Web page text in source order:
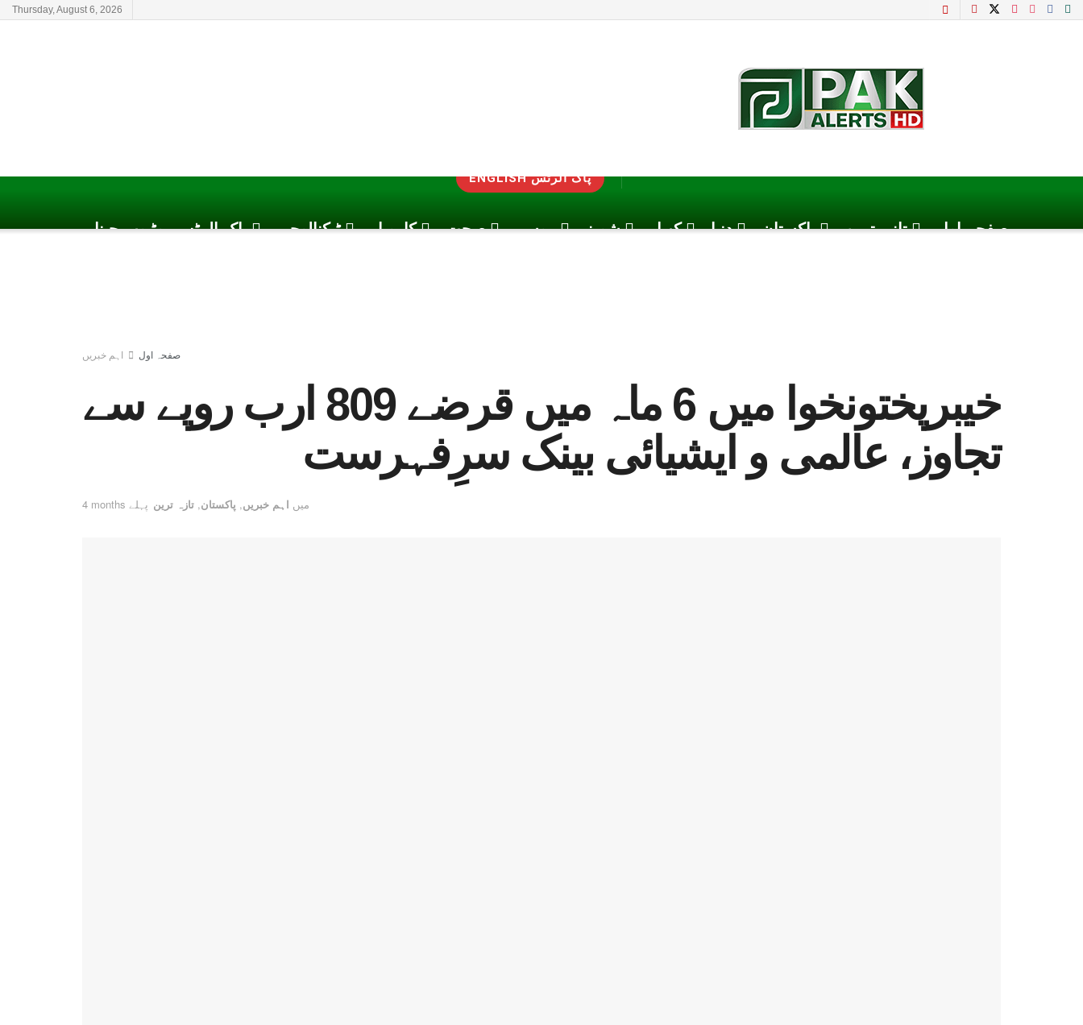
Thursday, August 6, 2026
ENGLISH پاک الرٹس
پاک الرٹس یوٹیوب چینل ٹیکنالوجی کاروبار صحت موسم شوبز کھیل دنیا پاکستان تازہ ترین صفحہ اول
صفحہ اول اہم خبریں
خیبرپختونخوا میں 6 ماہ میں قرضے 809 ارب روپے سے
تجاوز، عالمی و ایشیائی بینک سرِفہرست
4 months پہلے میں اہم خبریں, پاکستان, تازہ ترین